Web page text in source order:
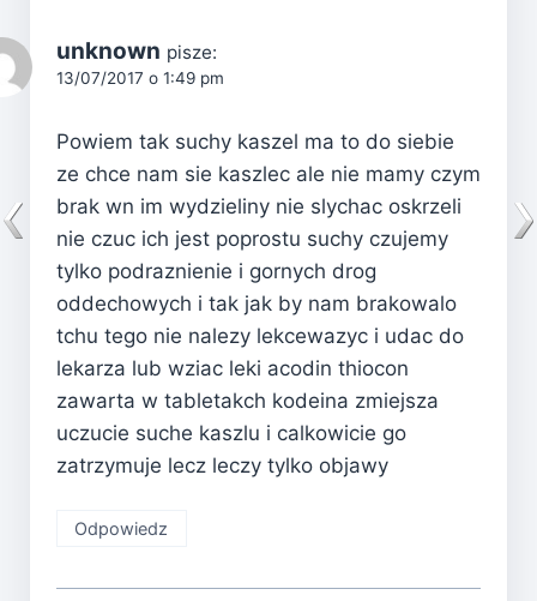
unknown pisze:
13/07/2017 o 1:49 pm
Powiem tak suchy kaszel ma to do siebie
ze chce nam sie kaszlec ale nie mamy czym
brak wn im wydzieliny nie slychac oskrzeli
nie czuc ich jest poprostu suchy czujemy
tylko podraznienie i gornych drog
oddechowych i tak jak by nam brakowalo
tchu tego nie nalezy lekcewazyc i udac do
lekarza lub wziac leki acodin thiocon
zawarta w tabletakch kodeina zmiejsza
uczucie suche kaszlu i calkowicie go
zatrzymuje lecz leczy tylko objawy
Odpowiedz